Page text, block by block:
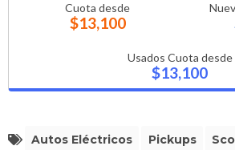
Cuota desde
$13,100
Usados Cuota desde
$13,100
Autos Eléctricos Pickups